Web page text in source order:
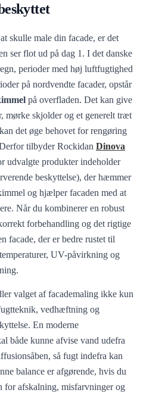
skulle male din facade, er det
ser flot ud på dag 1. I det danske
perioder med høj luftfugtighed
på nordvendte facader, opstår
på overfladen. Det kan give
mørke skjolder og et generelt træt
det øge behovet for rengøring
tilbyder Rockidan Dinova
udvalgte produkter indeholder
beskyttelse), der hæmmer
og hjælper facaden med at
Når du kombinerer en robust
forbehandling og det rigtige
facade, der er bedre rustet til
UV-påvirkning og
valget af facademaling ikke kun
vedhæftning og
En moderne
både kunne afvise vand udefra
så fugt indefra kan
balance er afgørende, hvis du
for afskalning, misfarvninger og